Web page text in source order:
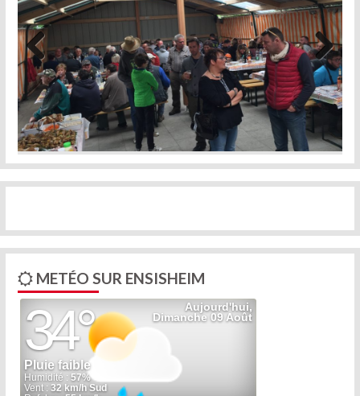
Previous Next
METÉO SUR ENSISHEIM